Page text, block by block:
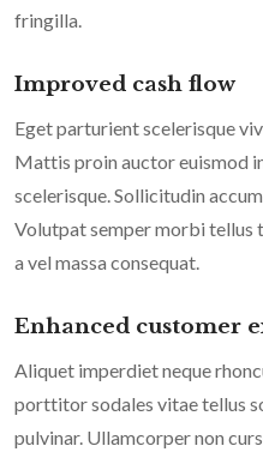
fringilla.
Improved cash flow
Eget parturient scelerisque
Mattis proin auctor euismod
scelerisque. Sollicitudin
Volutpat semper morbi tellus
a vel massa consequat.
Enhanced customer
Aliquet imperdiet neque
porttitor sodales vitae tellus
pulvinar. Ullamcorper non